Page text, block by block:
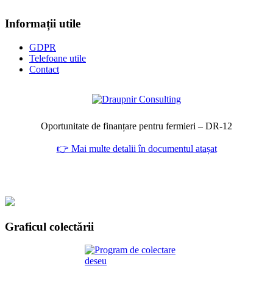
Informații utile
GDPR
Telefoane utile
Contact
Oportunitate de finanțare pentru fermieri – DR‑12
👉 Mai multe detalii în documentul atașat
Graficul colectării